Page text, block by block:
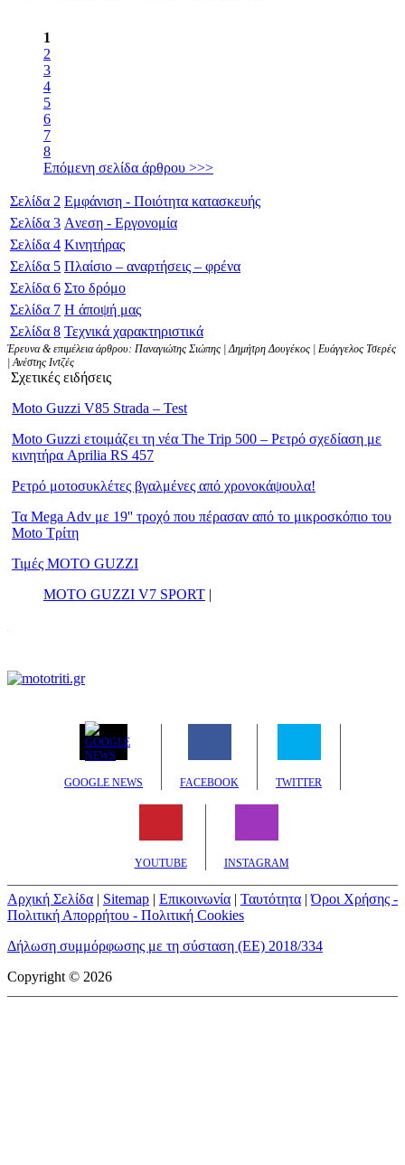
1
2
3
4
5
6
7
8
Επόμενη σελίδα άρθρου >>>
Σελίδα 2 Εμφάνιση - Ποιότητα κατασκευής
Σελίδα 3 Aνεση - Εργονομία
Σελίδα 4 Κινητήρας
Σελίδα 5 Πλαίσιο – αναρτήσεις – φρένα
Σελίδα 6 Στο δρόμο
Σελίδα 7 Η άποψή μας
Σελίδα 8 Τεχνικά χαρακτηριστικά
Έρευνα & επιμέλεια άρθρου: Παναγιώτης Σιώπης | Δημήτρη Δουγέκος | Ευάγγελος Τσερές
| Ανέστης Ιντζές
Σχετικές ειδήσεις
Moto Guzzi V85 Strada – Test
Moto Guzzi ετοιμάζει τη νέα The Trip 500 – Ρετρό σχεδίαση με
κινητήρα Aprilia RS 457
Ρετρό μοτοσυκλέτες βγαλμένες από χρονοκάψουλα!
Τα Mega Adv με 19'' τροχό που πέρασαν από το μικροσκόπιο του
Moto Τρίτη
Τιμές MOTO GUZZI
MOTO GUZZI V7 SPORT |
GOOGLE NEWS FACEBOOK TWITTER
YOUTUBE INSTAGRAM
Αρχική Σελίδα | Sitemap | Επικοινωνία | Ταυτότητα |Όροι Χρήσης -
Πολιτική Απορρήτου - Πολιτική Cookies
Δήλωση συμμόρφωσης με τη σύσταση (ΕΕ) 2018/334
Copyright © 2026